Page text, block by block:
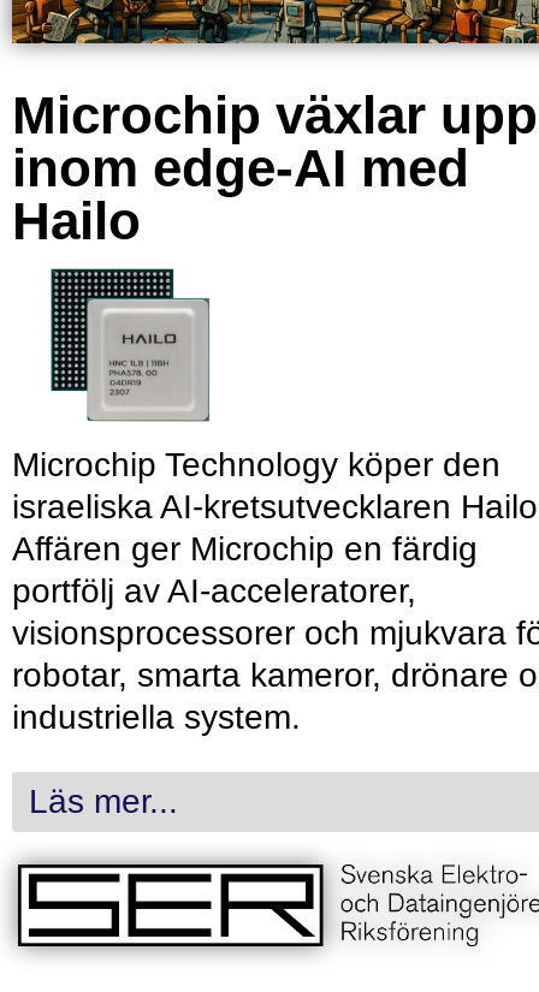
Microchip växlar upp
inom edge-AI med
Hailo
Microchip Technology köper den
israeliska AI-kretsutvecklaren
Affären ger Microchip en färdig
portfölj av AI-acceleratorer,
visionsprocessorer och mjukvara
robotar, smarta kameror, drönare
industriella system.
Läs mer...